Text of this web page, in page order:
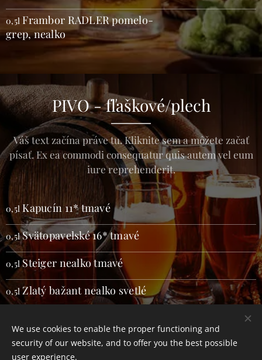
0,5l Frambor RADLER pomelo-
grep, nealko
PIVO - fľaškové/plech
Váš text začína práve tu. Kliknite sem a môžete začať
písať. Ex ea commodi consequatur quis autem vel eum
iure reprehenderit.
0,5l Kapucín 11* tmavé
0,5lSvätopavelské 16* tmavé
0,5lSteiger nealko tmavé
0,5l Zlatý bažant nealko svetlé
We use cookies to enable the proper functioning and
security of our website, and to offer you the best possible
user experience.